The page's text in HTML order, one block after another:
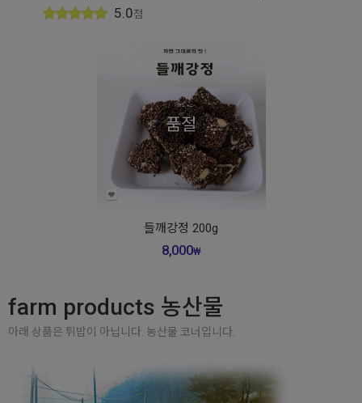
5.0점
품절
들깨강정 200g
8,000₩
farm products 농산물
아래 상품은 튀밥이 아닙니다. 농산물 코너입니다.